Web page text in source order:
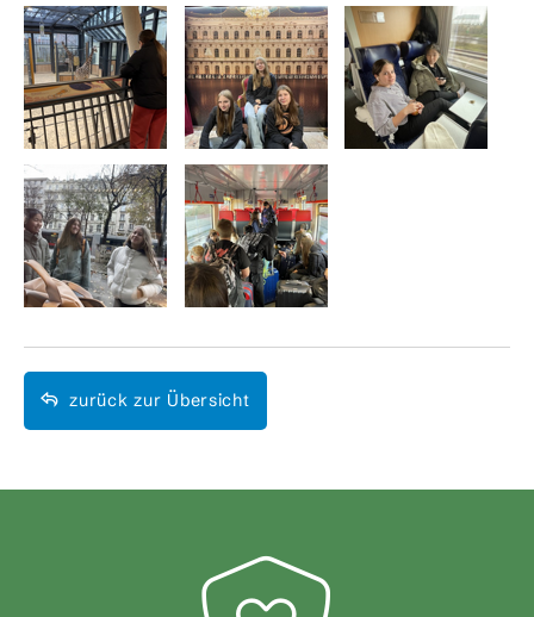
zurück zur Übersicht